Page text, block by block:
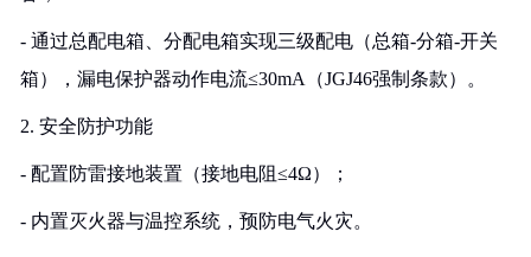
- 通过总配电箱、分配电箱实现三级配电（总箱-分箱-开关
箱），漏电保护器动作电流≤30mA（JGJ46强制条款）。
2. 安全防护功能
- 配置防雷接地装置（接地电阻≤4Ω）；
- 内置灭火器与温控系统，预防电气火灾。